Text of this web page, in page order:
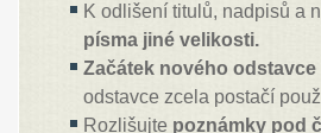
K odlišení titulů, nadpisů a
písma jiné velikosti.
Začátek nového
odstavce zcela postačí
Rozlišujte poznámky pod